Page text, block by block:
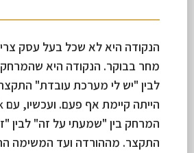
מחר בבוקר. הנקודה היא שהמרחק
לבין "יש לי מערכת עובדת"
המרחק בין "שמעתי על זה" לבין
התקצר. מההורדה ועד המשימה